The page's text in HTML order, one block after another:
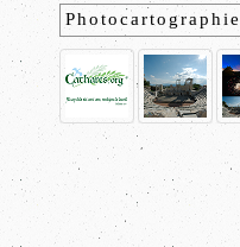
Photocartographie